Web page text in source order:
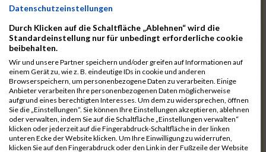
11083
Wegner
10646
Köhler
00:31:52.2
10676
Kricke
11128
Wünsch
00:31:58.4
10492
Hanisch
00:31:58.6
10634
Knauft
00:31:59.1
10868
Restemeier
00:31:59.2
10480
Gutsche 00:32:01.9
Datenschutzeinstellungen
Durch Klicken auf die Schaltfläche „Ablehnen“ wird die
Standardeinstellung nur für unbedingt erforderliche cookie
beibehalten.
Wir und unsere Partner speichern und/oder greifen auf Informationen auf
einem Gerät zu, wie z. B. eindeutige IDs in cookie und anderen
Browserspeichern, um personenbezogene Daten zu verarbeiten. Einige
Anbieter verarbeiten Ihre personenbezogenen Daten möglicherweise
aufgrund eines berechtigten Interesses. Um dem zu widersprechen, öffnen
Sie die „Einstellungen“. Sie können Ihre Einstellungen akzeptieren, ablehnen
oder verwalten, indem Sie auf die Schaltfläche „Einstellungen verwalten“
klicken oder jederzeit auf die Fingerabdruck-Schaltfläche in der linken
unteren Ecke der Website klicken. Um Ihre Einwilligung zu widerrufen,
klicken Sie auf den Fingerabdruck oder den Link in der Fußzeile der Website